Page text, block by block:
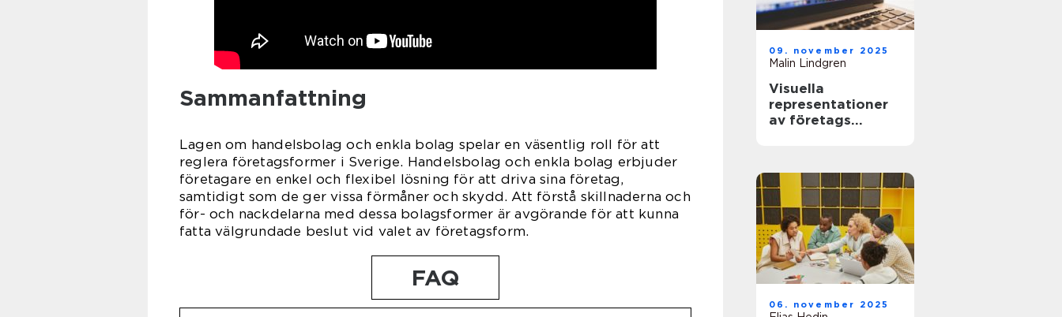
Sammanfattning
Lagen om handelsbolag och enkla bolag spelar en väsentlig roll för att
reglera företagsformer i Sverige. Handelsbolag och enkla bolag erbjuder
företagare en enkel och flexibel lösning för att driva sina företag,
samtidigt som de ger vissa förmåner och skydd. Att förstå skillnaderna och
för- och nackdelarna med dessa bolagsformer är avgörande för att kunna
fatta välgrundade beslut vid valet av företagsform.
FAQ
09. november 2025
Malin Lindgren
Visuella
representationer
av företags
06. november 2025